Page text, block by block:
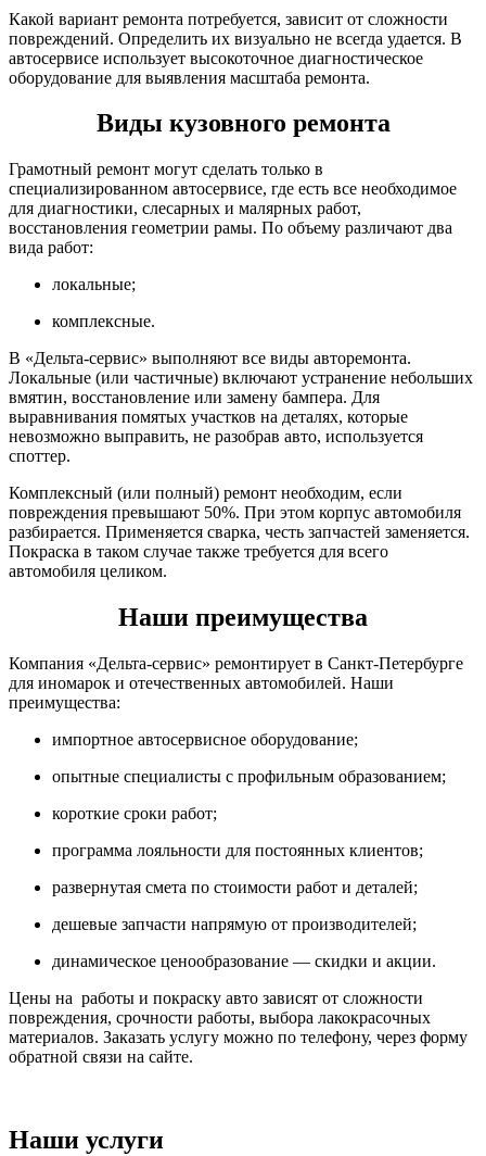
Какой вариант ремонта потребуется, зависит от сложности
повреждений. Определить их визуально не всегда удается. В
автосервисе использует высокоточное диагностическое
оборудование для выявления масштаба ремонта.
Виды кузовного ремонта
Грамотный ремонт могут сделать только в
специализированном автосервисе, где есть все необходимое
для диагностики, слесарных и малярных работ,
восстановления геометрии рамы. По объему различают два
вида работ:
локальные;
комплексные.
В «Дельта-сервис» выполняют все виды авторемонта.
Локальные (или частичные) включают устранение небольших
вмятин, восстановление или замену бампера. Для
выравнивания помятых участков на деталях, которые
невозможно выправить, не разобрав авто, используется
споттер.
Комплексный (или полный) ремонт необходим, если
повреждения превышают 50%. При этом корпус автомобиля
разбирается. Применяется сварка, честь запчастей заменяется.
Покраска в таком случае также требуется для всего
автомобиля целиком.
Наши преимущества
Компания «Дельта-сервис» ремонтирует в Санкт-Петербурге
для иномарок и отечественных автомобилей. Наши
преимущества:
импортное автосервисное оборудование;
опытные специалисты с профильным образованием;
короткие сроки работ;
программа лояльности для постоянных клиентов;
развернутая смета по стоимости работ и деталей;
дешевые запчасти напрямую от производителей;
динамическое ценообразование — скидки и акции.
Цены на работы и покраску авто зависят от сложности
повреждения, срочности работы, выбора лакокрасочных
материалов. Заказать услугу можно по телефону, через форму
обратной связи на сайте.
Наши услуги